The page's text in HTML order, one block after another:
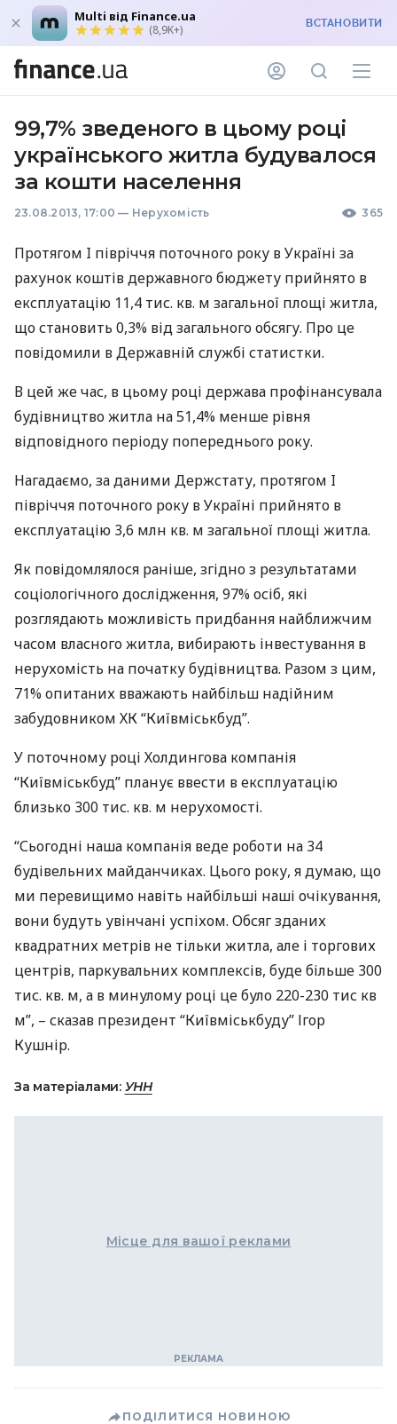
Multi від Finance.ua
(8,9K+) ВСТАНОВИТИ
99,7% зведеного в цьому році
українського житла будувалося
за кошти населення
23.08.2013, 17:00 — Нерухомість 365
Протягом I півріччя поточного року в Україні за
рахунок коштів державного бюджету прийнято в
експлуатацію 11,4 тис. кв. м загальної площі житла,
що становить 0,3% від загального обсягу. Про це
повідомили в Державній службі статистки.
В цей же час, в цьому році держава профінансувала
будівництво житла на 51,4% менше рівня
відповідного періоду попереднього року.
Нагадаємо, за даними Держстату, протягом I
півріччя поточного року в Україні прийнято в
експлуатацію 3,6 млн кв. м загальної площі житла.
Як повідомлялося раніше, згідно з результатами
соціологічного дослідження, 97% осіб, які
розглядають можливість придбання найближчим
часом власного житла, вибирають інвестування в
нерухомість на початку будівництва. Разом з цим,
71% опитаних вважають найбільш надійним
забудовником ХК “Київміськбуд”.
У поточному році Холдингова компанія
“Київміськбуд” планує ввести в експлуатацію
близько 300 тис. кв. м нерухомості.
“Сьогодні наша компанія веде роботи на 34
будівельних майданчиках. Цього року, я думаю, що
ми перевищимо навіть найбільші наші очікування,
вони будуть увінчані успіхом. Обсяг зданих
квадратних метрів не тільки житла, але і торгових
центрів, паркувальних комплексів, буде більше 300
тис. кв. м, а в минулому році це було 220-230 тис кв
м”, – сказав президент “Київміськбуду” Ігор
Кушнір.
За матеріалами: УНН
Місце для вашої реклами
ПОДІЛИТИСЯ НОВИНОЮ